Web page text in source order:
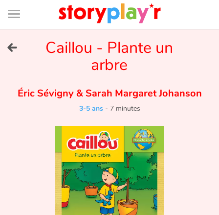
Connexion
Bibliothèque
de
page
Tester gratuitement
Bibliothèque
Contes d'ici et d'ailleurs
Caillou - Plante un
arbre
Éric Sévigny&Sarah Margaret Johanson
3-5 ans- 7 minutes